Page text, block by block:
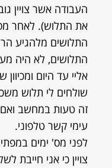
העבודה אשר צויין
את התלוש). לאחר
התלושים מלהגיע
התלושים, לא היה
אליי עד היום
שולחים לי תלוש
זה טעות במחשב ואם
עימי קשר טלפוני.
לפני מס' ימים
צויין כי אני חייבת